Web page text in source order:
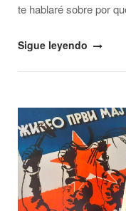
te hablaré sobre por
"Guía
alfabeto
cirílico"
Sigue leyendo
Open post